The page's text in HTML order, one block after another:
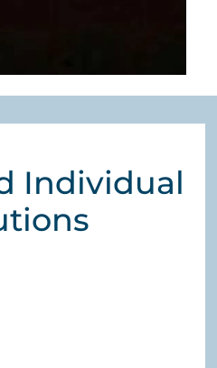
Individual